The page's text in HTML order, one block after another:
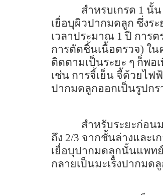
สำหรบเกรด 1 นั้
เยื่อบุผิวปากมดลูก ซึ่งร
เวลาประมาณ 1 ปี การ
การตัดชิ้นเนื้อตรวจ) ใน
ติดตามเป็นระยะ ๆ ก็พอ
เช่น การจี้เย็น จี้ด้วยไฟ
ปากมดลูกออกเป็นรูปก
สำหรับระยะก่อน
ถึง 2/3 จากชั้นล่างและ
เยื่อบุปากมดลูกนั้นแพท
กลายเป็นมะเร็งปากมด